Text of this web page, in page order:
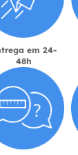
em 24-
48h